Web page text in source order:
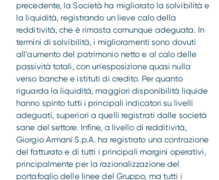
precedente, la Società ha migliorato la solvibilità e
la liquidità, registrando un lieve calo della
redditività, che è rimasta comunque adeguata. In
termini di solvibilità, i miglioramenti sono dovuti
all’aumento del patrimonio netto e al calo delle
passività totali, con un'esposizione quasi nulla
verso banche e istituti di credito. Per quanto
riguarda la liquidità, maggiori disponibilità liquide
hanno spinto tutti i principali indicatori su livelli
adeguati, superiori a quelli registrati dalle società
sane del settore. Infine, a livello di redditività,
Giorgio Armani S.p.A. ha registrato una contrazione
del fatturato e di tutti i principali margini operativi,
principalmente per la razionalizzazione del
portafoglio delle linee del Gruppo, ma tutti i